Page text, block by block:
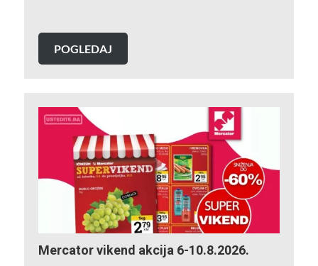
POGLEDAJ
Mercator vikend akcija 6-10.8.2026.